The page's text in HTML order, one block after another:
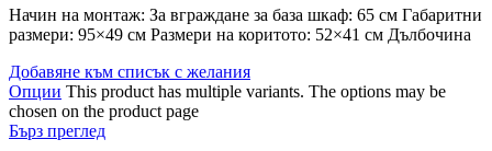
Начин на монтаж: За вграждане за база шкаф: 65 см Габаритни
размери: 95×49 см Размери на коритото: 52×41 см Дълбочина
Добавяне към списък с желания
Опции This product has multiple variants. The options may be
chosen on the product page
Бърз преглед